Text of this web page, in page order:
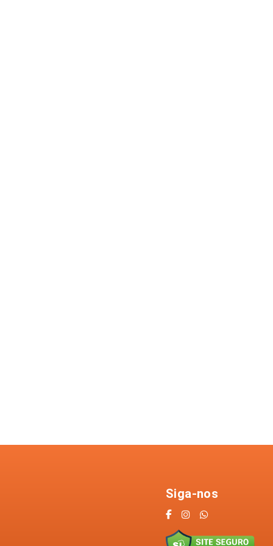
Siga-nos